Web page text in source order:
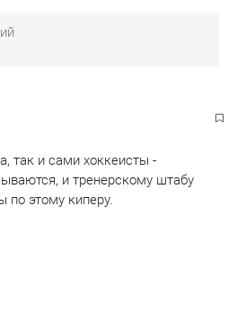
так и сами хоккеисты -
и тренерскому штабу
по этому киперу.